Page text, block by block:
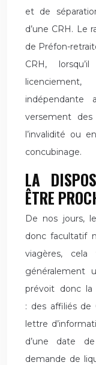
et de
d’une CRH. Le
de Préfon-
CRH,
indépendante
versement des
l’invalidité ou
concubinage.
LA
ÊTRE
De nos jours,
donc facultatif
viagères,
généralement
prévoit donc la
: des affiliés de
lettre
d’une date
demande de